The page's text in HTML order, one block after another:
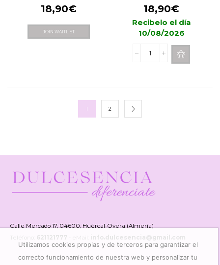
18,90€
JOIN WAITLIST
18,90€
Recibelo el día
10/08/2026
Spray
Aromatica
1 2
Calle Mercado 17, 04600, Huércal-Overa (Almería)
Teléfono: 621121777 info.dulcesencia@gmail.com
Utilizamos cookies propias y de terceros para garantizar el
correcto funcionamiento de nuestra web y personalizar tu